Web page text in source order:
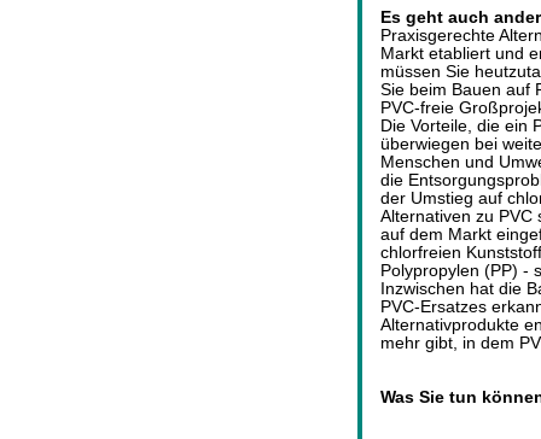
Es geht auch
Praxisgerechte
Markt etabliert und
müssen Sie
Sie beim Bauen auf
PVC-freie
Die Vorteile, die ein
überwiegen bei
Menschen und
die
der Umstieg auf
Alternativen zu PVC
auf dem Markt
chlorfreien
Polypropylen (PP) -
Inzwischen hat die
PVC-Ersatzes
Alternativprodukte
mehr gibt, in dem
Was Sie tun